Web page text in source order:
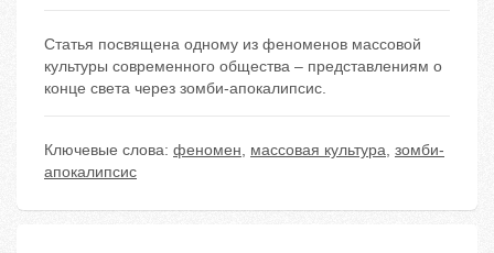
Статья посвящена одному из феноменов массовой
культуры современного общества – представлениям о
конце света через зомби-апокалипсис.
Ключевые слова: феномен, массовая культура, зомби-
апокалипсис